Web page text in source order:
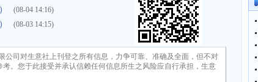
(08-04 14:16)
(08-03 14:15)
公司对生意社上刊登之所有信息，力争可靠、准确及全面，但不对
。您于此接受并承认信赖任何信息所生之风险应自行承担，生意